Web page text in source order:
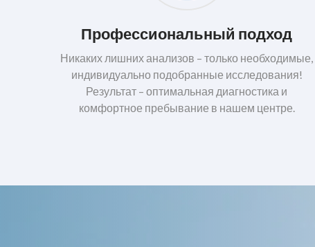
Профессиональный подход
Никаких лишних анализов – только необходимые,
индивидуально подобранные исследования!
Результат – оптимальная диагностика и
комфортное пребывание в нашем центре.